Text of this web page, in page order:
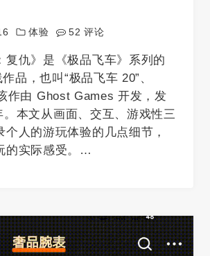
体验 52 评论
复仇》是《极品飞车》系列的
品，也叫“极品飞车 20”、
作由 Ghost Games 开发，发
本文从画面、交互、游戏性三
个人的游玩体验的几点细节，
的实际感受。…